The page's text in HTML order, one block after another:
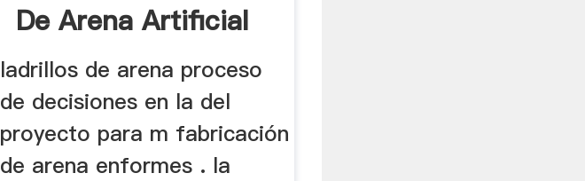
De Arena Artificial
ladrillos de arena proceso
de decisiones en la del
proyecto para m fabricación
de arena enformes . la